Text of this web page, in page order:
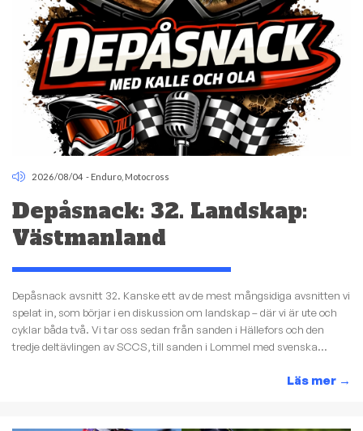
2026/08/04 - Enduro Motocross
Depåsnack: 32. Landskap:
Västmanland
Depåsnack avsnitt 32. Kanske ett av de mest mångsidiga avsnitten vi
spelat in, som börjar i en diskussion om landskap – där vi är ute och
cyklar båda två. Vi tar oss sedan från sanden i Hällefors och den
tredje deltävlingen av SCCS, till sanden i Lommel med svenska...
Läs mer →